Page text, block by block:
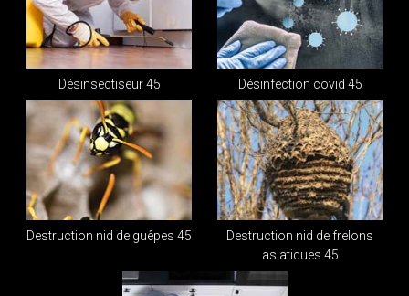
Désinsectiseur 45 Désinfection covid 45
Destruction nid de guêpes 45
Destruction nid de frelons
asiatiques 45